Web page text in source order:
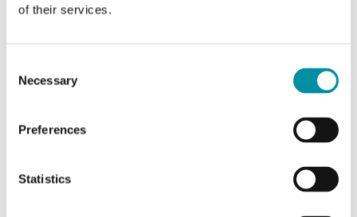
of their services.
Selection
Necessary
Preferences
Statistics
PTFE, caricato al carbonio al